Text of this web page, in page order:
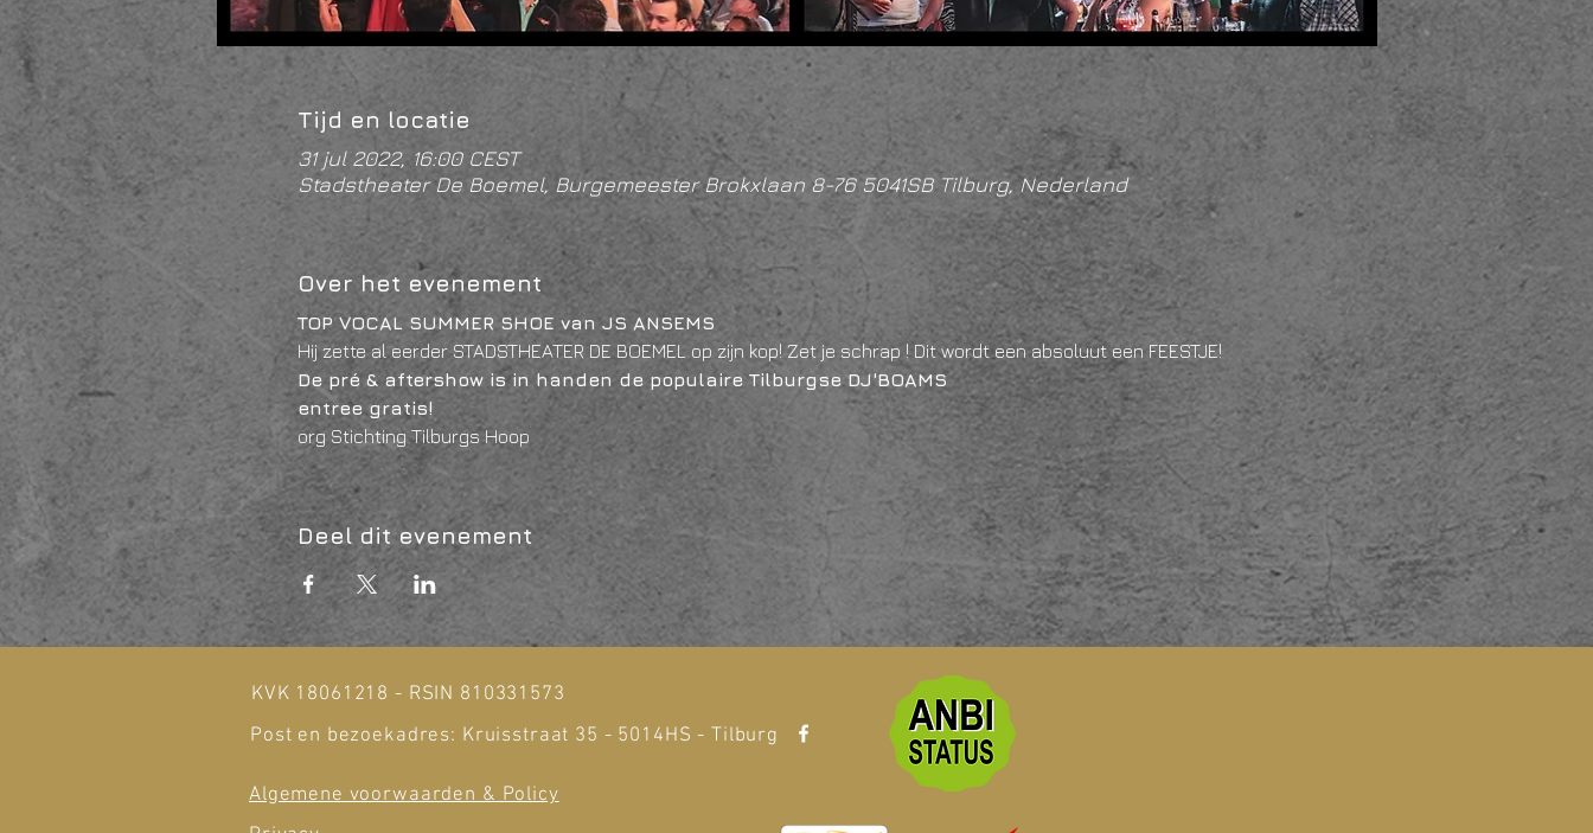
Tijd en locatie
31 jul 2022, 16:00 CEST
Stadstheater De Boemel, Burgemeester Brokxlaan 8-76 5041SB Tilburg, Nederland
Over het evenement
TOP VOCAL SUMMER SHOE van JS ANSEMS
Hij zette al eerder STADSTHEATER DE BOEMEL op zijn kop! Zet je schrap ! Dit wordt een absoluut een FEESTJE!
De pré & aftershow is in handen de populaire Tilburgse DJ'BOAMS
entree gratis!
org Stichting Tilburgs Hoop
Deel dit evenement
KVK 18061218 - RSIN 810331573
Post en bezoekadres: Kruisstraat 35 - 5014HS - Tilburg
Algemene voorwaarden & Policy